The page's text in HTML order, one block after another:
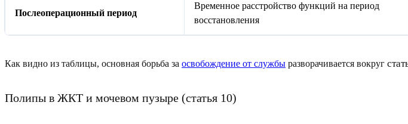
Послеоперационный период
Временное расстройство функций на период
восстановления
Как видно из таблицы, основная борьба за освобождение от службы разворачивается вокруг
Полипы в ЖКТ и мочевом пузыре (статья 10)